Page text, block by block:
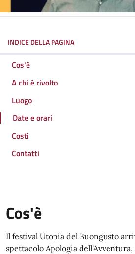
INDICE DELLA PAGINA
Cos'è
A chi è rivolto
Luogo
Date e orari
Costi
Contatti
Cos'è
Il festival Utopia del Buongusto
spettacolo Apologia